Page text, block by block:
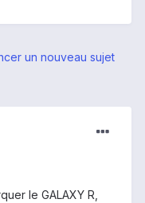
un nouveau sujet
le GALAXY R,